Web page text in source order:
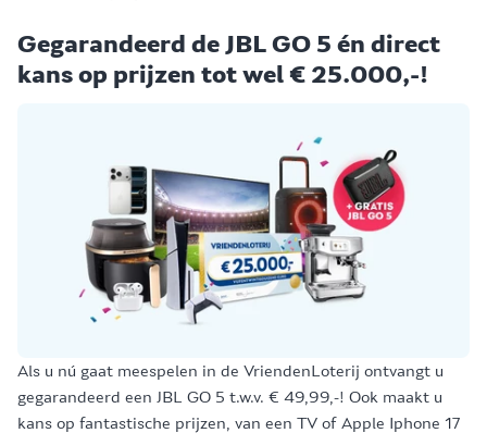
Gegarandeerd de JBL GO 5 én direct
kans op prijzen tot wel € 25.000,-!
Als u nú gaat meespelen in de VriendenLoterij ontvangt u
gegarandeerd een JBL GO 5 t.w.v. € 49,99,-! Ook maakt u
kans op fantastische prijzen, van een TV of Apple Iphone 17